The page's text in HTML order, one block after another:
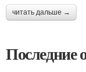
читать дальше →
Последние